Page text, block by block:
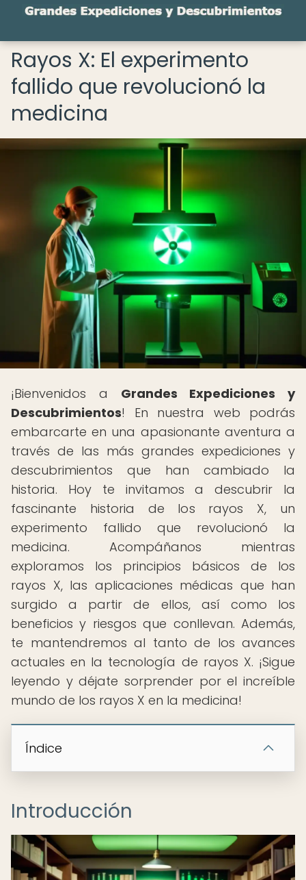
Rayos X: El experimento
fallido que revolucionó la
medicina
¡Bienvenidos a Grandes Expediciones y
Descubrimientos! En nuestra web podrás
embarcarte en una apasionante aventura a
través de las más grandes expediciones y
descubrimientos que han cambiado la
historia. Hoy te invitamos a descubrir la
fascinante historia de los rayos X, un
experimento fallido que revolucionó la
medicina. Acompáñanos mientras
exploramos los principios básicos de los
rayos X, las aplicaciones médicas que han
surgido a partir de ellos, así como los
beneficios y riesgos que conllevan. Además,
te mantendremos al tanto de los avances
actuales en la tecnología de rayos X. ¡Sigue
leyendo y déjate sorprender por el increíble
mundo de los rayos X en la medicina!
Índice
Introducción